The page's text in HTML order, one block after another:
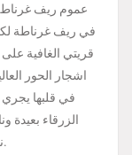
عموم ريف
في ريف غرناطة
قريتي الغافية
اشجار الحور
في قلبها يجري
الزرقاء بعيدة
نابضة غاية في الترف تنمو فيها كافة انواع الفواكه.